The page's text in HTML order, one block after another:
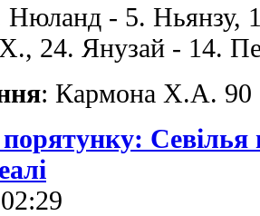
Нюланд - 5. Ньянзу,
24. Янузай - 14.
: Кармона Х.А. 90
Севілья